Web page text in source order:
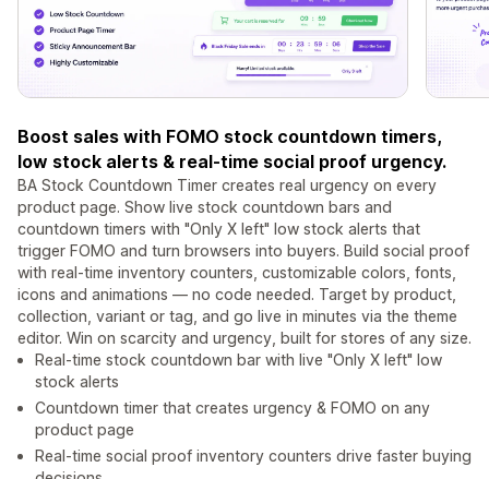
Boost sales with FOMO stock countdown timers,
low stock alerts & real-time social proof urgency.
BA Stock Countdown Timer creates real urgency on every
product page. Show live stock countdown bars and
countdown timers with "Only X left" low stock alerts that
trigger FOMO and turn browsers into buyers. Build social proof
with real-time inventory counters, customizable colors, fonts,
icons and animations — no code needed. Target by product,
collection, variant or tag, and go live in minutes via the theme
editor. Win on scarcity and urgency, built for stores of any size.
Real-time stock countdown bar with live "Only X left" low
stock alerts
Countdown timer that creates urgency & FOMO on any
product page
Real-time social proof inventory counters drive faster buying